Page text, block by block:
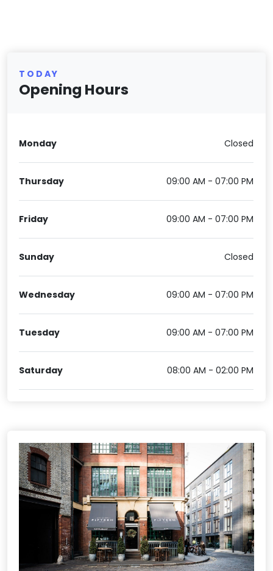
TODAY
Opening Hours
Monday Closed
Thursday 09:00 AM - 07:00 PM
Friday 09:00 AM - 07:00 PM
Sunday Closed
Wednesday 09:00 AM - 07:00 PM
Tuesday 09:00 AM - 07:00 PM
Saturday 08:00 AM - 02:00 PM